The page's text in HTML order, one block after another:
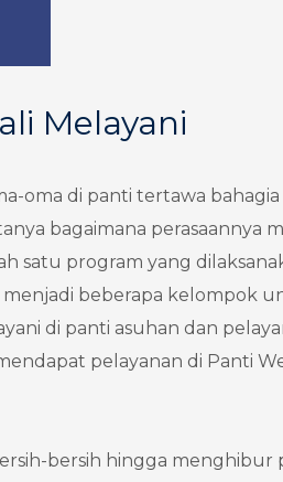
Melayani
oma di panti tertawa
bagaimana perasaannya
satu program yang
menjadi beberapa kelompok
di panti asuhan dan
pelayanan di Panti
bersih hingga menghibur